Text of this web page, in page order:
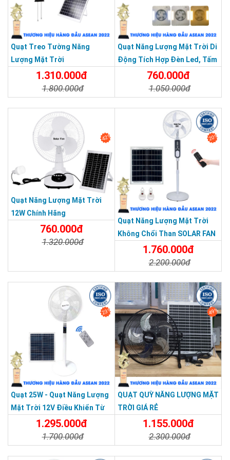
⭐Thời lượng
khoảng 4 giờ ở cấp độ 3 và
khoảng 8 giờ ở cấp độ 1
⭐Chế độ chức năng USB
⭐Kích thước quạt 202mm * 202mm * 92mm
Kích thước bảng điều
235 * 205mm
Đóng gói q'ty
Đo lường 245 * 245 * 125cm
⭐ 1,6kg
⭐ Màu sắc sản phẩm trắng
Cấu tạo của quạt năng lượng mặt trời
Jindian JD T8
Quạt Treo Tường Năng
Lượng Mặt Trời
1.310.000đ
1.800.000đ
Quạt Năng Lượng Mặt Trời Di
Động Tích Hợp Đèn Led, Tấm
Pin Gấp Gọn760.000đ
1.050.000đ
42%
Quạt Năng Lượng Mặt Trời
12W Chính Hãng
760.000đ
1.320.000đ
20%
Quạt Năng Lượng Mặt Trời
Không Chổi Than SOLAR FAN
1.760.000đ
2.200.000đ
23%
Quạt 25W - Quạt Năng Lượng
Mặt Trời 12V Điều Khiển Từ
Xa JD T9191.295.000đ
1.700.000đ
49%
QUẠT QUỲ NĂNG LƯỢNG MẶT
TRỜI GIÁ RẺ
1.155.000đ
2.300.000đ